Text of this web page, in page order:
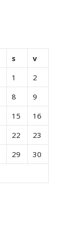
s
v
1
2
8
9
15
16
22
23
29
30